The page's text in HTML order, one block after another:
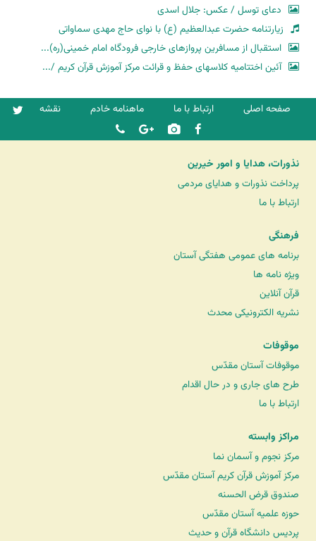
دعای توسل / عکس: جلال اسدی
زیارتنامه حضرت عبدالعظیم (ع) با نوای حاج مهدی سماواتی
استقبال از مسافرین پروازهای خارجی فرودگاه امام خمینی(ره)...
آئین اختتامیه کلاسهای حفظ و قرائت مرکز آموزش قرآن کریم /...
صفحه اصلی ارتباط با ما ماهنامه خادم نقشه
نذورات، هدایا و امور خیرین
پرداخت نذورات و هدایای مردمی
ارتباط با ما
فرهنگی
برنامه های عمومی هفتگی آستان
ویژه نامه ها
قرآن آنلاین
نشریه الکترونیکی محدث
موقوفات
موقوفات آستان مقدّس
طرح های جاری و در حال اقدام
ارتباط با ما
مراکز وابسته
مرکز نجوم و آسمان نما
مرکز آموزش قرآن کریم آستان مقدّس
صندوق قرض الحسنه
حوزه علمیه آستان مقدّس
پردیس دانشگاه قرآن و حدیث